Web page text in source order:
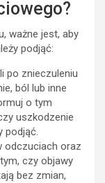
ważne jest, aby
podjąć:
po znieczuleniu
ból lub inne
o tym
uszkodzenie
podjąć.
odczuciach oraz
czy objawy
bez zmian,